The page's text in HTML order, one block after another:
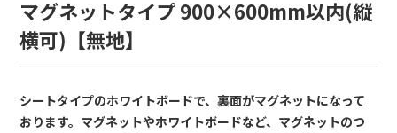
マグネットタイプ 900×600mm以内(縦
横可)【無地】
シートタイプのホワイトボードで、裏面がマグネットになって
おります。マグネットやホワイトボードなど、マグネットのつ